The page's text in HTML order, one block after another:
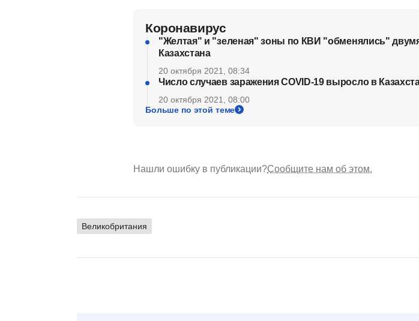
Коронавирус
"Желтая" и "зеленая" зоны по КВИ "обменялись"
Казахстана
20 октября 2021, 08:34
Число случаев заражения COVID-19 выросло в
20 октября 2021, 08:00
Больше по этой теме
Нашли ошибку в публикации?Сообщите нам об этом.
Великобритания